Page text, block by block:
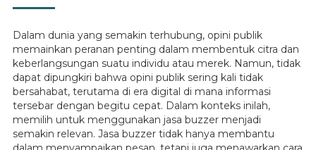
Dalam dunia yang semakin terhubung, opini publik
memainkan peranan penting dalam membentuk citra dan
keberlangsungan suatu individu atau merek. Namun, tidak
dapat dipungkiri bahwa opini publik sering kali tidak
bersahabat, terutama di era digital di mana informasi
tersebar dengan begitu cepat. Dalam konteks inilah,
memilih untuk menggunakan jasa buzzer menjadi
semakin relevan. Jasa buzzer tidak hanya membantu